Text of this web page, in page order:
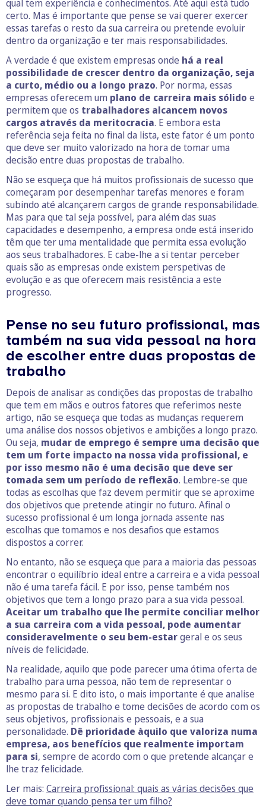
qual tem experiência e conhecimentos. Até aqui está tudo
certo. Mas é importante que pense se vai querer exercer
essas tarefas o resto da sua carreira ou pretende evoluir
dentro da organização e ter mais responsabilidades.
A verdade é que existem empresas onde há a real
possibilidade de crescer dentro da organização, seja
a curto, médio ou a longo prazo. Por norma, essas
empresas oferecem um plano de carreira mais sólido e
permitem que os trabalhadores alcancem novos
cargos através da meritocracia. E embora esta
referência seja feita no final da lista, este fator é um ponto
que deve ser muito valorizado na hora de tomar uma
decisão entre duas propostas de trabalho.
Não se esqueça que há muitos profissionais de sucesso que
começaram por desempenhar tarefas menores e foram
subindo até alcançarem cargos de grande responsabilidade.
Mas para que tal seja possível, para além das suas
capacidades e desempenho, a empresa onde está inserido
têm que ter uma mentalidade que permita essa evolução
aos seus trabalhadores. E cabe-lhe a si tentar perceber
quais são as empresas onde existem perspetivas de
evolução e as que oferecem mais resistência a este
progresso.
Pense no seu futuro profissional, mas
também na sua vida pessoal na hora
de escolher entre duas propostas de
trabalho
Depois de analisar as condições das propostas de trabalho
que tem em mãos e outros fatores que referimos neste
artigo, não se esqueça que todas as mudanças requerem
uma análise dos nossos objetivos e ambições a longo prazo.
Ou seja, mudar de emprego é sempre uma decisão que
tem um forte impacto na nossa vida profissional, e
por isso mesmo não é uma decisão que deve ser
tomada sem um período de reflexão. Lembre-se que
todas as escolhas que faz devem permitir que se aproxime
dos objetivos que pretende atingir no futuro. Afinal o
sucesso profissional é um longa jornada assente nas
escolhas que tomamos e nos desafios que estamos
dispostos a correr.
No entanto, não se esqueça que para a maioria das pessoas
encontrar o equilíbrio ideal entre a carreira e a vida pessoal
não é uma tarefa fácil. E por isso, pense também nos
objetivos que tem a longo prazo para a sua vida pessoal.
Aceitar um trabalho que lhe permite conciliar melhor
a sua carreira com a vida pessoal, pode aumentar
consideravelmente o seu bem-estargeral e os seus
níveis de felicidade.
Na realidade, aquilo que pode parecer uma ótima oferta de
trabalho para uma pessoa, não tem de representar o
mesmo para si. E dito isto, o mais importante é que analise
as propostas de trabalho e tome decisões de acordo com os
seus objetivos, profissionais e pessoais, e a sua
personalidade. Dê prioridade àquilo que valoriza numa
empresa, aos benefícios que realmente importam
para si, sempre de acordo com o que pretende alcançar e
lhe traz felicidade.
Ler mais: Carreira profissional: quais as várias decisões que
deve tomar quando pensa ter um filho?